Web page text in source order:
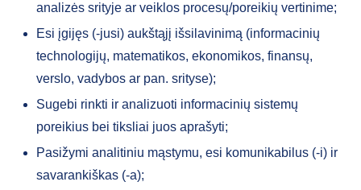
analizės srityje ar veiklos procesų/poreikių vertinime;
Esi įgijęs (-jusi) aukštąjį išsilavinimą (informacinių
technologijų, matematikos, ekonomikos, finansų,
verslo, vadybos ar pan. srityse);
Sugebi rinkti ir analizuoti informacinių sistemų
poreikius bei tiksliai juos aprašyti;
Pasižymi analitiniu mąstymu, esi komunikabilus (-i) ir
savarankiškas (-a);